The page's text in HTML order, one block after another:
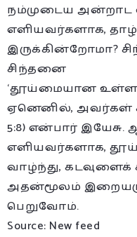
நம்முடைய அன்றாட
எளியவர்களாக,
இருக்கின்றோமா?
சிந்தனை
‘தூய்மையான
ஏனெனில், அவர்கள்
5:8) என்பார்
எளியவர்களாக,
வாழ்ந்து,
அதன்மூலம்
பெறுவோம்.
Source: New feed